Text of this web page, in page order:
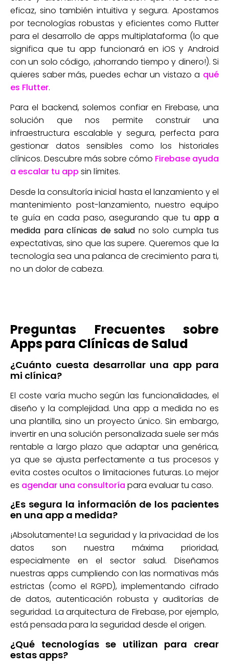
eficaz, sino también intuitiva y segura. Apostamos
por tecnologías robustas y eficientes como Flutter
para el desarrollo de apps multiplataforma (lo que
significa que tu app funcionará en iOS y Android
con un solo código, ¡ahorrando tiempo y dinero!). Si
quieres saber más, puedes echar un vistazo a qué
es Flutter.
Para el backend, solemos confiar en Firebase, una
solución que nos permite construir una
infraestructura escalable y segura, perfecta para
gestionar datos sensibles como los historiales
clínicos. Descubre más sobre cómo Firebase ayuda
a escalar tu app sin límites.
Desde la consultoría inicial hasta el lanzamiento y el
mantenimiento post-lanzamiento, nuestro equipo
te guía en cada paso, asegurando que tuapp a
medida para clínicas de salud no solo cumpla tus
expectativas, sino que las supere. Queremos que la
tecnología sea una palanca de crecimiento para ti,
no un dolor de cabeza.
Preguntas Frecuentes sobre
Apps para Clínicas de Salud
¿Cuánto cuesta desarrollar una app para
mi clínica?
El coste varía mucho según las funcionalidades, el
diseño y la complejidad. Una app a medida no es
una plantilla, sino un proyecto único. Sin embargo,
invertir en una solución personalizada suele ser más
rentable a largo plazo que adaptar una genérica,
ya que se ajusta perfectamente a tus procesos y
evita costes ocultos o limitaciones futuras. Lo mejor
es agendar una consultoría para evaluar tu caso.
¿Es segura la información de los pacientes
en una app a medida?
¡Absolutamente! La seguridad y la privacidad de los
datos son nuestra máxima prioridad,
especialmente en el sector salud. Diseñamos
nuestras apps cumpliendo con las normativas más
estrictas (como el RGPD), implementando cifrado
de datos, autenticación robusta y auditorías de
seguridad. La arquitectura de Firebase, por ejemplo,
está pensada para la seguridad desde el origen.
¿Qué tecnologías se utilizan para crear
estas apps?